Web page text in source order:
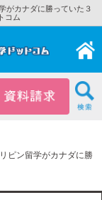
がカナダに勝っていた３
コム
ピン留学がカナダに勝